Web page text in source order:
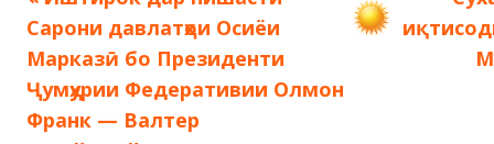
по
записям
запись:
Сарони давлатҳои Осиёи
Марказӣ бо Президенти
Ҷумҳурии Федеративии Олмон
Франк — Валтер